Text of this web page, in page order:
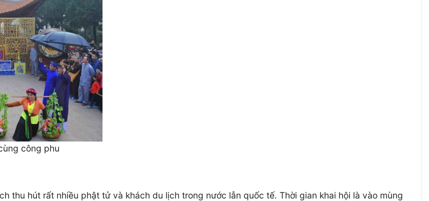
công phu
thu hút rất nhiều phật tử và khách du lịch trong nước lẫn quốc tế. Thời gian khai hội là vào mùng